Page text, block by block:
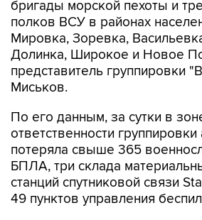
бригады морской пехоты и
полков ВСУ в районах
Мировка, Зоревка,
Долинка, Широкое и Новое
представитель группировки
Миськов.
По его данным, за сутки в
ответственности
потеряла свыше 365
БПЛА, три склада
станций спутниковой связи
49 пунктов управления